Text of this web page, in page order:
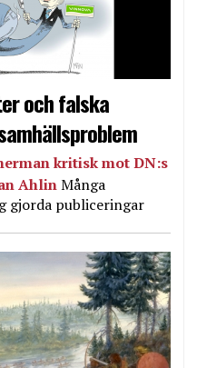
och falska
kritisk mot DN:s
AhlinMånga
gjorda publiceringar